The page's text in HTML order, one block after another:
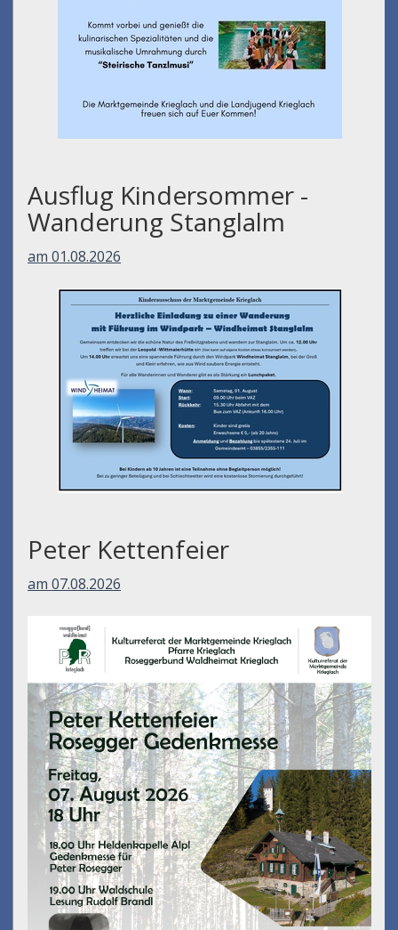
Ausflug Kindersommer -
Wanderung Stanglalm
am 01.08.2026
Peter Kettenfeier
am 07.08.2026